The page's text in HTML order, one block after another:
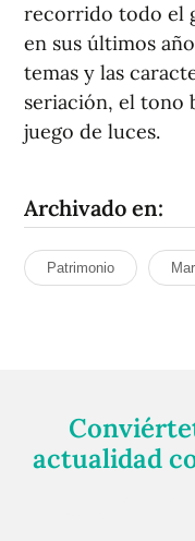
recorrido todo el
en sus últimos
temas y las
seriación, el tono
juego de luces.
Archivado en:
Patrimonio
actualidad